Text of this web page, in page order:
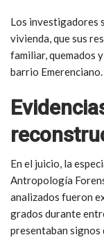
Los investigadores
vivienda, que sus
familiar, quemados
barrio Emerenciano.
En el juicio, la
Antropología
analizados fueron
grados durante
presentaban signos